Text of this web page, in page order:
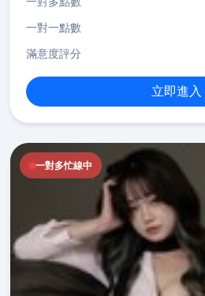
一對一點數
滿意度評分
立即進入
一對多忙線中